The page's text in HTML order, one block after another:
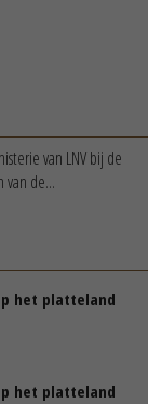
van LNV bij de
van de...
het platteland
het platteland